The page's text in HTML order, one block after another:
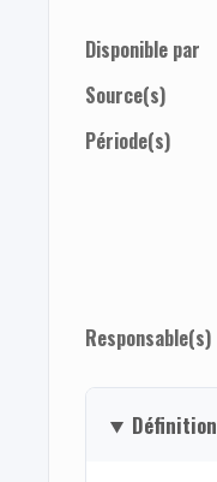
Disponible par
Source(s)
Période(s)
Responsable(s)
Définition